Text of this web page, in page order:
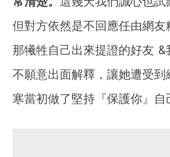
但對方依然是不回應任由網
那犧牲自己出來提證的好友
不願意出面解釋，讓她遭受
寒當初做了堅持『保護你』自